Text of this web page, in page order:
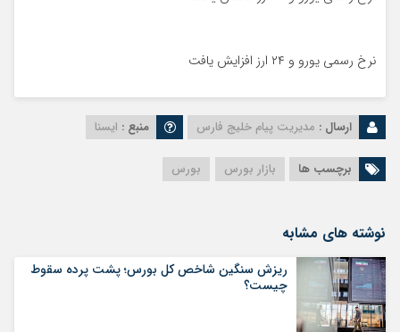
نرخ رسمی یورو و ۲۴ ارز افزایش یافت
ارسال : مدیریت پیام خلیج فارس منبع : ایسنا
برچسب ها بازار بورس بورس
نوشته های مشابه
ریزش سنگین شاخص کل بورس؛ پشت پرده سقوط
چیست؟